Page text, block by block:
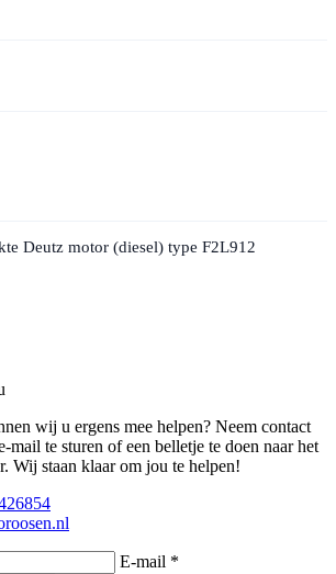
Deutz motor (diesel) type F2L912
wij u ergens mee helpen? Neem contact
mail te sturen of een belletje te doen naar het
Wij staan klaar om jou te helpen!
E-mail *